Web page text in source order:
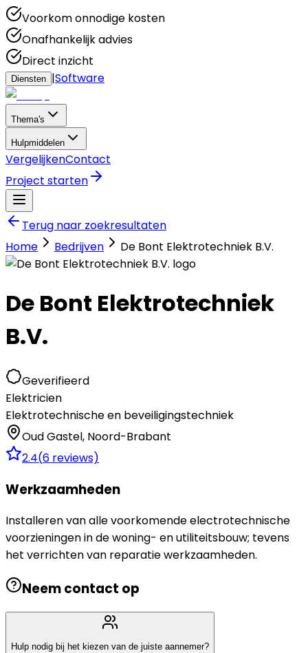
Voorkom onnodige kosten
Onafhankelijk advies
Direct inzicht
Diensten |Software
Thema's
Hulpmiddelen
VergelijkenContact
Project starten
Terug naar zoekresultaten
Home
Bedrijven De Bont Elektrotechniek B.V.
De Bont Elektrotechniek
B.V.
Geverifieerd
Elektricien
Elektrotechnische en beveiligingstechniek
Oud Gastel, Noord-Brabant
2.4(6 reviews)
Werkzaamheden
Installeren van alle voorkomende electrotechnische
voorzieningen in de woning- en utiliteitsbouw; tevens
het verrichten van reparatie werkzaamheden.
Neem contact op
Hulp nodig bij het kiezen van de juiste aannemer?